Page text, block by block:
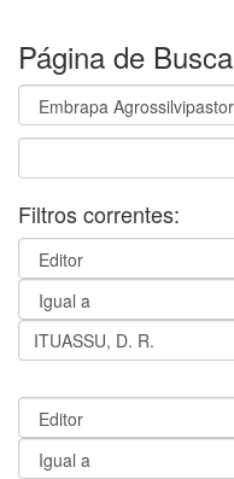
Página de Busca
Filtros correntes: